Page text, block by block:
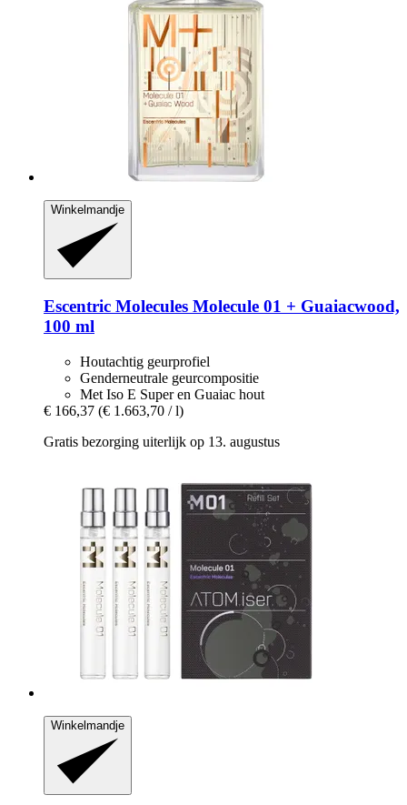
Winkelmandje
Escentric Molecules Molecule 01 + Guaiacwood,
100 ml
Houtachtig geurprofiel
Genderneutrale geurcompositie
Met Iso E Super en Guaiac hout
€ 166,37 (€ 1.663,70 / l)
Gratis bezorging uiterlijk op 13. augustus
Winkelmandje